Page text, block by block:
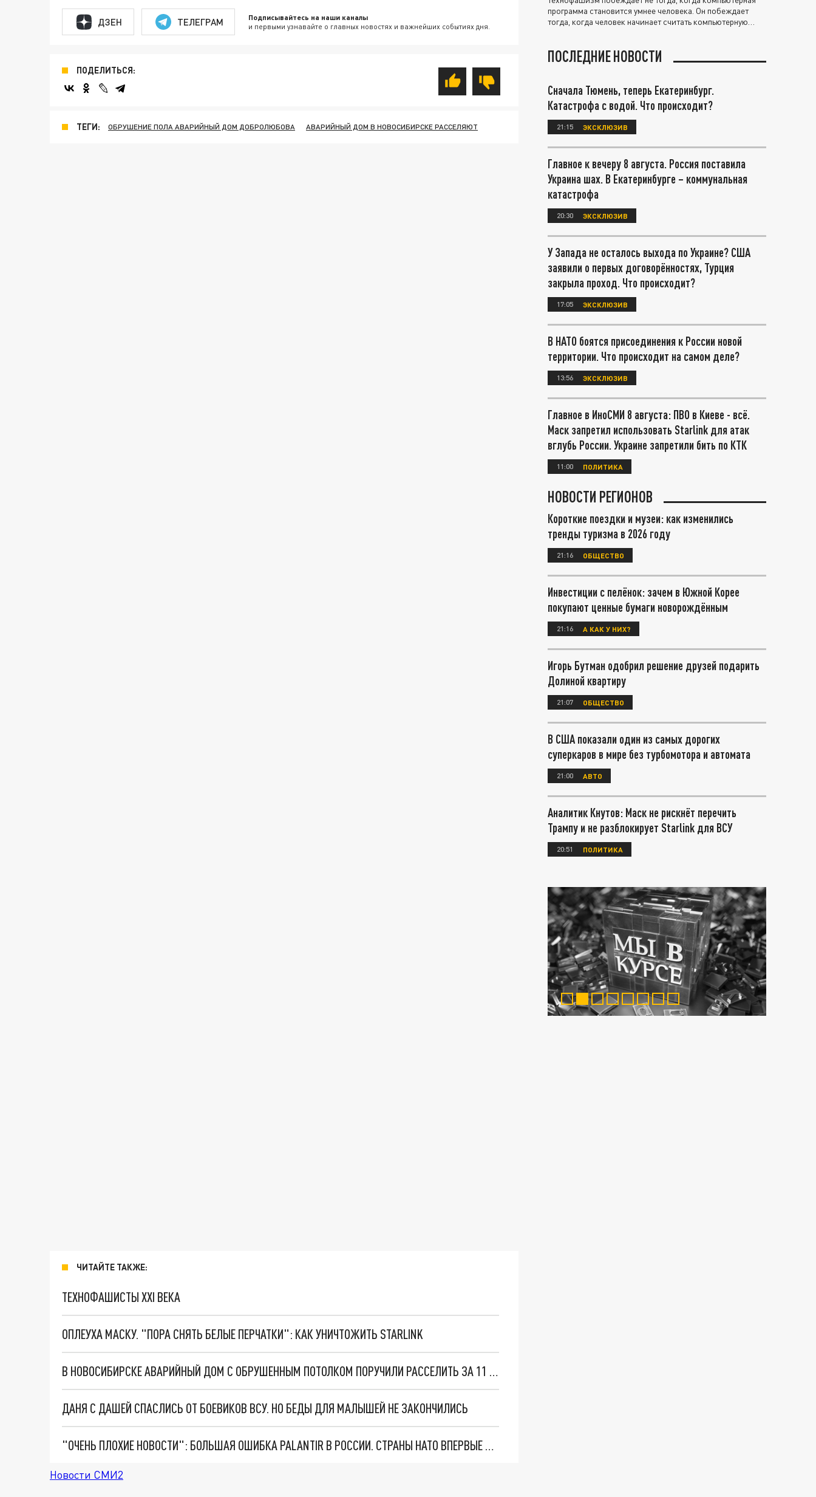
ДЗЕН ТЕЛЕГРАМ Подписывайтесь на наши каналы
и первыми узнавайте о главных новостях и важнейших событиях дня.
ПОДЕЛИТЬСЯ:
ТЕГИ: ОБРУШЕНИЕ ПОЛА АВАРИЙНЫЙ ДОМ ДОБРОЛЮБОВА АВАРИЙНЫЙ ДОМ В НОВОСИБИРСКЕ РАССЕЛЯЮТ
ЧИТАЙТЕ ТАКЖЕ:
ТЕХНОФАШИСТЫ XXI ВЕКА
ОПЛЕУХА МАСКУ. "ПОРА СНЯТЬ БЕЛЫЕ ПЕРЧАТКИ": КАК УНИЧТОЖИТЬ STARLINK
В НОВОСИБИРСКЕ АВАРИЙНЫЙ ДОМ С ОБРУШЕННЫМ ПОТОЛКОМ ПОРУЧИЛИ РАССЕЛИТЬ ЗА 11 ЛЕТ
ДАНЯ С ДАШЕЙ СПАСЛИСЬ ОТ БОЕВИКОВ ВСУ. НО БЕДЫ ДЛЯ МАЛЫШЕЙ НЕ ЗАКОНЧИЛИСЬ
"ОЧЕНЬ ПЛОХИЕ НОВОСТИ": БОЛЬШАЯ ОШИБКА PALANTIR В РОССИИ. СТРАНЫ НАТО ВПЕРВЫЕ ЗА СВО ОСТАНОВИЛИ ПОСТАВКИ ОРУЖИЯ. ВСУ ТЕРЯЮТ ПРИГРАНИЧЬЕ?
Новости СМИ2
программа становится умнее человека. Он побеждает
тогда, когда человек начинает считать компьютерную
ПОСЛЕДНИЕ НОВОСТИ
Сначала Тюмень, теперь Екатеринбург.
Катастрофа с водой. Что происходит?
21:15 ЭКСКЛЮЗИВ
Главное к вечеру 8 августа. Россия поставила
Украина шах. В Екатеринбурге – коммунальная
катастрофа
20:30 ЭКСКЛЮЗИВ
У Запада не осталось выхода по Украине? США
заявили о первых договорённостях, Турция
закрыла проход. Что происходит?
17:05 ЭКСКЛЮЗИВ
В НАТО боятся присоединения к России новой
территории. Что происходит на самом деле?
13:56 ЭКСКЛЮЗИВ
Главное в ИноСМИ 8 августа: ПВО в Киеве - всё.
Маск запретил использовать Starlink для атак
вглубь России. Украине запретили бить по КТК
11:00 ПОЛИТИКА
НОВОСТИ РЕГИОНОВ
Короткие поездки и музеи: как изменились
тренды туризма в 2026 году
21:16 ОБЩЕСТВО
Инвестиции с пелёнок: зачем в Южной Корее
покупают ценные бумаги новорождённым
21:16 А КАК У НИХ?
Игорь Бутман одобрил решение друзей подарить
Долиной квартиру
21:07 ОБЩЕСТВО
В США показали один из самых дорогих
суперкаров в мире без турбомотора и автомата
21:00 АВТО
Аналитик Кнутов: Маск не рискнёт перечить
Трампу и не разблокирует Starlink для ВСУ
20:51 ПОЛИТИКА